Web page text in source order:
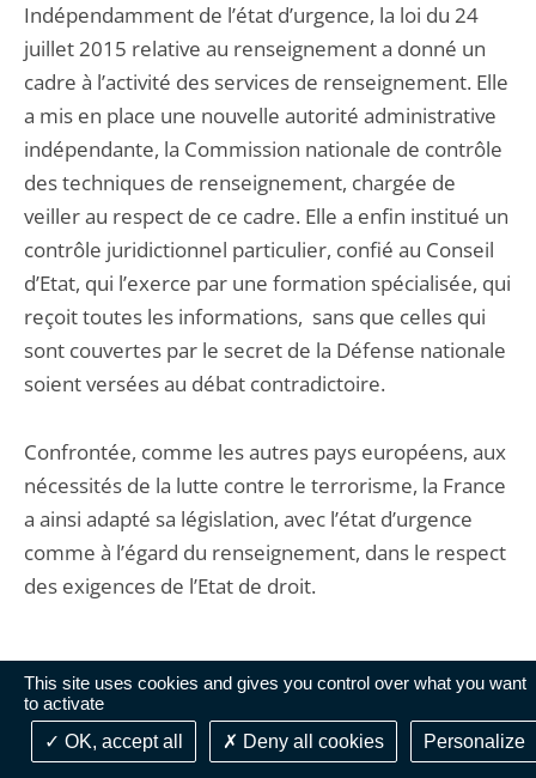
This site uses cookies and gives you control over what you want
to activate
OK, accept all
Deny all cookies Personalize
Indépendamment de l’état d’urgence, la loi du 24
juillet 2015 relative au renseignement a donné un
cadre à l’activité des services de renseignement. Elle
a mis en place une nouvelle autorité administrative
indépendante, la Commission nationale de contrôle
des techniques de renseignement, chargée de
veiller au respect de ce cadre. Elle a enfin institué un
contrôle juridictionnel particulier, confié au Conseil
d’Etat, qui l’exerce par une formation spécialisée, qui
reçoit toutes les informations, sans que celles qui
sont couvertes par le secret de la Défense nationale
soient versées au débat contradictoire.
Confrontée, comme les autres pays européens, aux
nécessités de la lutte contre le terrorisme, la France
a ainsi adapté sa législation, avec l’état d’urgence
comme à l’égard du renseignement, dans le respect
des exigences de l’Etat de droit.
A un moment où les pays européens traversent de
graves difficultés et où l’espace européen se trouve